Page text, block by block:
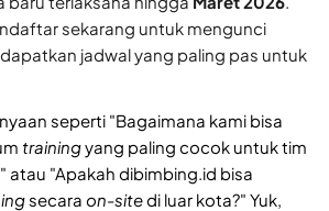
sekarang untuk mengunci
jadwal yang paling pas untuk
seperti "Bagaimana kami bisa
trainingyang paling cocok untuk tim
atau "Apakah dibimbing.id bisa
secara on-sitedi luar kota?" Yuk,